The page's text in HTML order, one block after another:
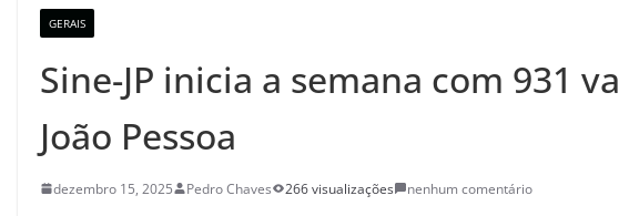
GERAIS
Sine-JP inicia a semana com 931
João Pessoa
dezembro 15, 2025 Pedro Chaves 266 visualizações nenhum comentário